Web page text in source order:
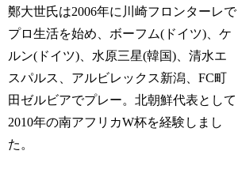
鄭大世氏は2006年に川崎フロンターレで
プロ生活を始め、ボーフム(ドイツ)、ケ
ルン(ドイツ)、水原三星(韓国)、清水エ
スパルス、アルビレックス新潟、FC町
田ゼルビアでプレー。北朝鮮代表として
2010年の南アフリカW杯を経験しまし
た。